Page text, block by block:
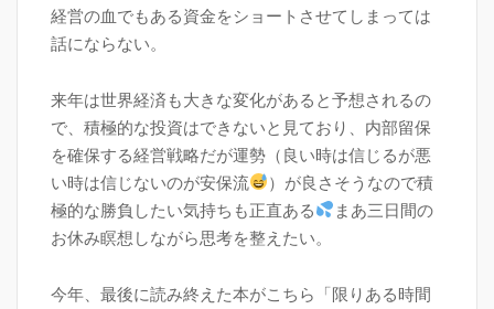
経営の血でもある資金をショートさせてしまっては
話にならない。
来年は世界経済も大きな変化があると予想されるの
で、積極的な投資はできないと見ており、内部留保
を確保する経営戦略だが運勢（良い時は信じるが悪
い時は信じないのが安保流
）が良さそうなので積
極的な勝負したい気持ちも正直ある
まあ三日間の
お休み瞑想しながら思考を整えたい。
今年、最後に読み終えた本がこちら「限りある時間